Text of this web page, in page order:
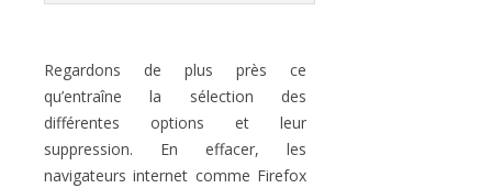
Regardons de plus près ce
qu’entraîne la sélection des
différentes options et leur
suppression. En effacer, les
navigateurs internet comme Firefox